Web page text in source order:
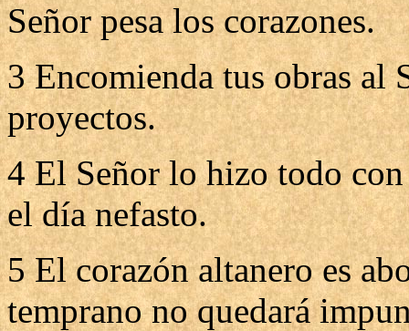
Señor pesa los corazones.
3 Encomienda tus obras al
proyectos.
4 El Señor lo hizo todo
el día nefasto.
5 El corazón altanero es
temprano no quedará